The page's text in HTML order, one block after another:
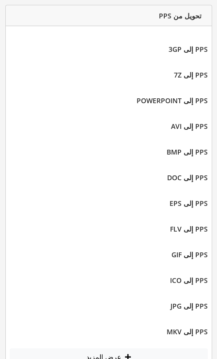
تحويل من PPS
PPS إلى 3GP
PPS إلى 7Z
PPS إلى POWERPOINT
PPS إلى AVI
PPS إلى BMP
PPS إلى DOC
PPS إلى EPS
PPS إلى FLV
PPS إلى GIF
PPS إلى ICO
PPS إلى JPG
PPS إلى MKV
عرض المزيد